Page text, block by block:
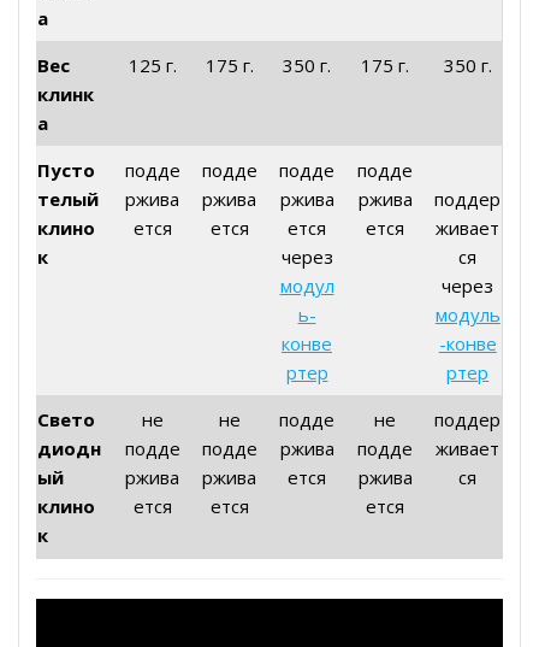
а
Вес
клинк
а
125 г. 175 г. 350 г. 175 г. 350 г.
Пусто
телый
клино
к
подде
ржива
ется
подде
ржива
ется
подде
ржива
ется
через
модул
ь-
конве
ртер
подде
ржива
ется
поддер
живает
ся
через
модуль
-конве
ртер
Свето
диодн
ый
клино
к
не
подде
ржива
ется
не
подде
ржива
ется
подде
ржива
ется
не
подде
ржива
ется
поддер
живает
ся